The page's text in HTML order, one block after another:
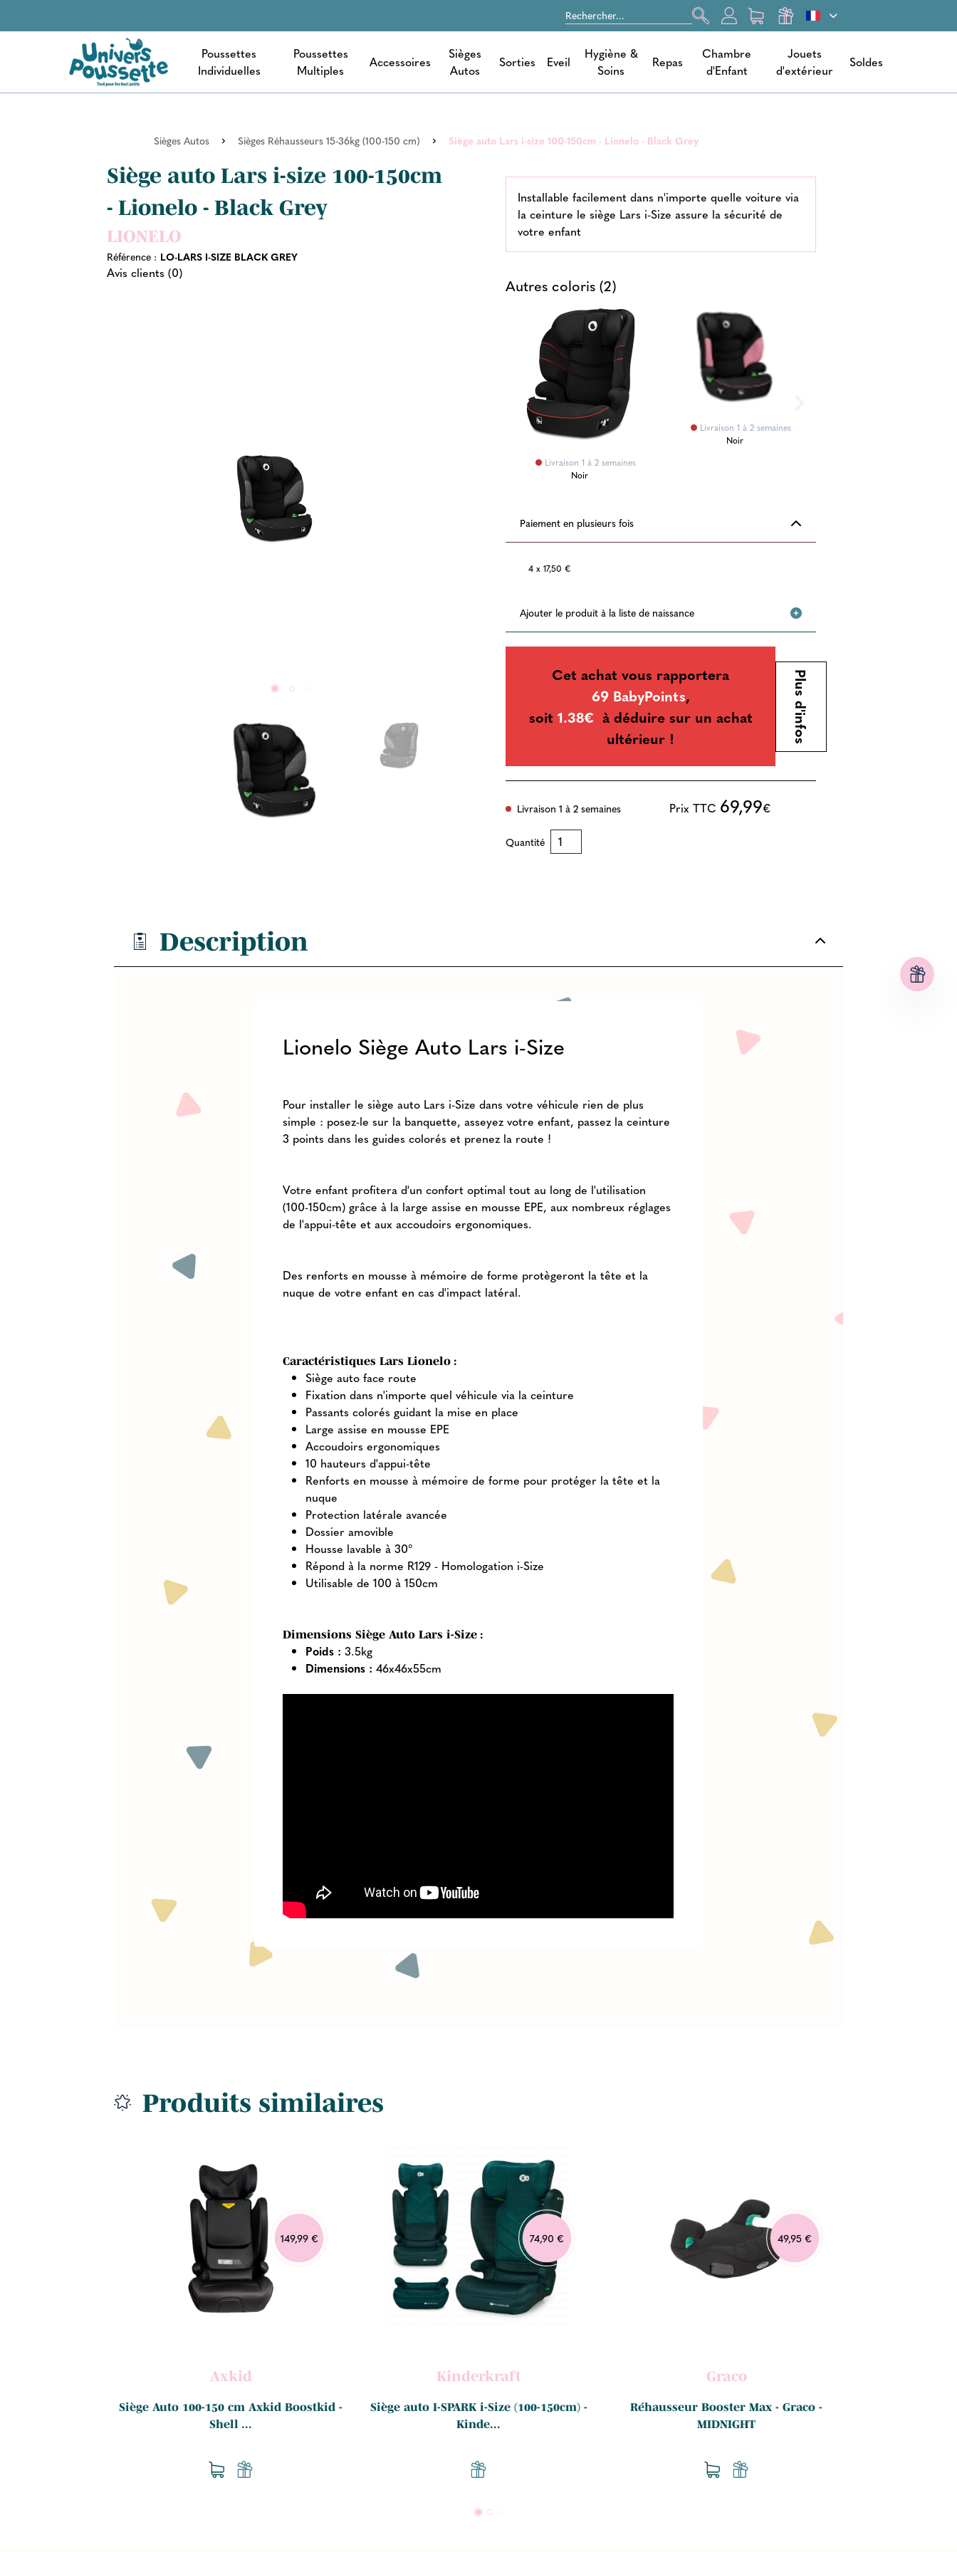
Poussettes
Individuelles
Poussettes
Multiples
Accessoires
Sièges
Autos
Sorties Eveil
Hygiène &
Soins
Repas
Chambre
d'Enfant
Jouets
d'extérieur
Soldes
Sièges Autos Sièges Réhausseurs 15-36kg (100-150 cm) Siège auto Lars i-size 100-150cm - Lionelo - Black Grey
Siège auto Lars i-size 100-150cm
- Lionelo - Black Grey
LIONELO
Référence : LO-LARS I-SIZE BLACK GREY
Avis clients (0)
Installable facilement dans n'importe quelle voiture via
la ceinture le siège Lars i-Size assure la sécurité de
votre enfant
Autres coloris (2)
Livraison 1 à 2 semaines
Noir
Livraison 1 à 2 semaines
Noir
Paiement en plusieurs fois
4 x 17,50 €
Ajouter le produit à la liste de naissance
Cet achat vous rapportera
69 BabyPoints,
soit 1.38€ à déduire sur un achat
ultérieur !
Plus d'infos
Livraison 1 à 2 semaines Prix TTC 69,99€
Quantité
Description
Lionelo Siège Auto Lars i-Size
Pour installer le siège auto Lars i-Size dans votre véhicule rien de plus
simple : posez-le sur la banquette, asseyez votre enfant, passez la ceinture
3 points dans les guides colorés et prenez la route !
Votre enfant profitera d'un confort optimal tout au long de l'utilisation
(100-150cm) grâce à la large assise en mousse EPE, aux nombreux réglages
de l'appui-tête et aux accoudoirs ergonomiques.
Des renforts en mousse à mémoire de forme protègeront la tête et la
nuque de votre enfant en cas d'impact latéral.
Caractéristiques Lars Lionelo :
Siège auto face route
Fixation dans n'importe quel véhicule via la ceinture
Passants colorés guidant la mise en place
Large assise en mousse EPE
Accoudoirs ergonomiques
10 hauteurs d'appui-tête
Renforts en mousse à mémoire de forme pour protéger la tête et la
nuque
Protection latérale avancée
Dossier amovible
Housse lavable à 30°
Répond à la norme R129 - Homologation i-Size
Utilisable de 100 à 150cm
Dimensions Siège Auto Lars i-Size :
Poids :3.5kg
Dimensions :46x46x55cm
Produits similaires
149,99 €
Axkid
Siège Auto 100-150 cm Axkid Boostkid -
Shell ...
74,90 €
Kinderkraft
Siège auto I-SPARK i-Size (100-150cm) -
Kinde...
49,95 €
Graco
Réhausseur Booster Max - Graco -
MIDNIGHT